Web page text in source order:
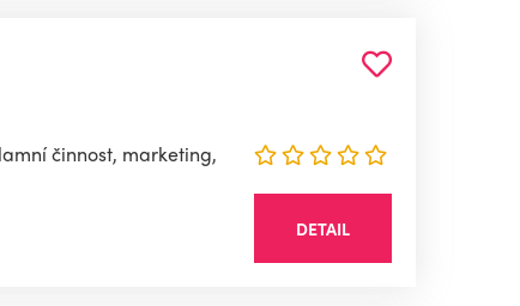
činnost, marketing,
DETAIL